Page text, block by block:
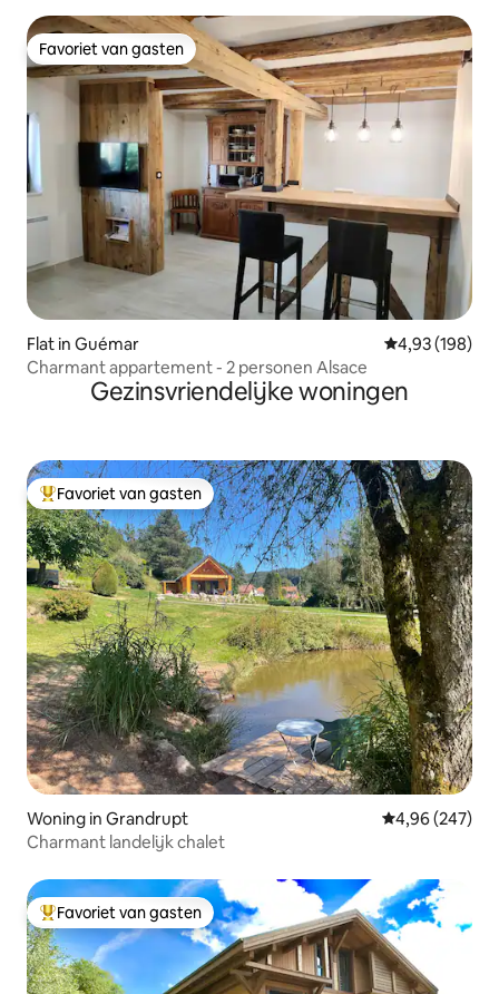
Favoriet van gasten
Favoriet van gasten
Flat in Guémar Gemiddelde
4,93 (198)
Charmant appartement - 2 personen Alsace
Gezinsvriendelijke woningen
Topfavoriet van gasten
Favoriet van gasten
Woning in Grandrupt Gemiddelde
4,96 (247)
Charmant landelijk chalet
Topfavoriet van gasten
Favoriet van gasten